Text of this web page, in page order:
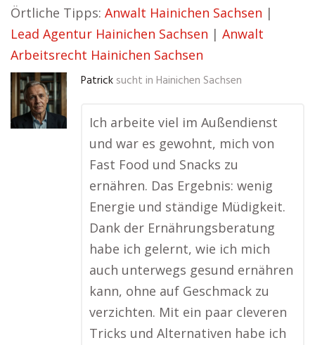
Örtliche Tipps: Anwalt Hainichen Sachsen |
Lead Agentur Hainichen Sachsen | Anwalt
Arbeitsrecht Hainichen Sachsen
Patrick sucht in Hainichen Sachsen
Ich arbeite viel im Außendienst
und war es gewohnt, mich von
Fast Food und Snacks zu
ernähren. Das Ergebnis: wenig
Energie und ständige Müdigkeit.
Dank der Ernährungsberatung
habe ich gelernt, wie ich mich
auch unterwegs gesund ernähren
kann, ohne auf Geschmack zu
verzichten. Mit ein paar cleveren
Tricks und Alternativen habe ich